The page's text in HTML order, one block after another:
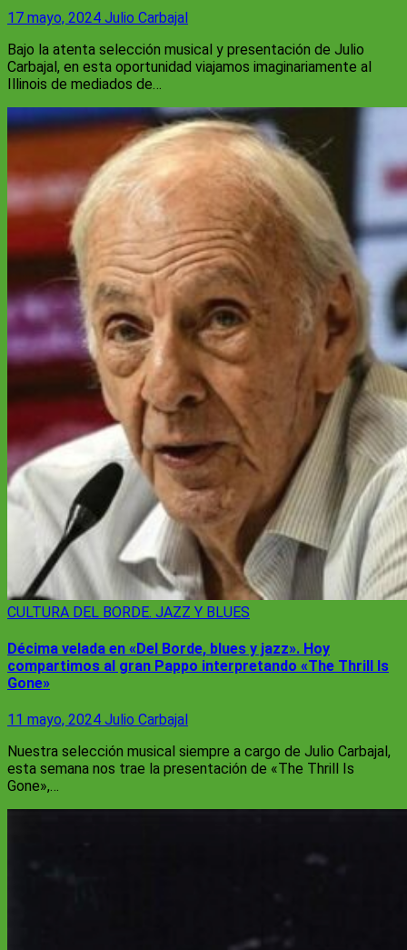
17 mayo, 2024 Julio Carbajal
Bajo la atenta selección musical y presentación de Julio
Carbajal, en esta oportunidad viajamos imaginariamente al
Illinois de mediados de…
CULTURA DEL BORDE. JAZZ Y BLUES
Décima velada en «Del Borde, blues y jazz». Hoy
compartimos al gran Pappo interpretando «The Thrill Is
Gone»
11 mayo, 2024 Julio Carbajal
Nuestra selección musical siempre a cargo de Julio Carbajal,
esta semana nos trae la presentación de «The Thrill Is
Gone»,…